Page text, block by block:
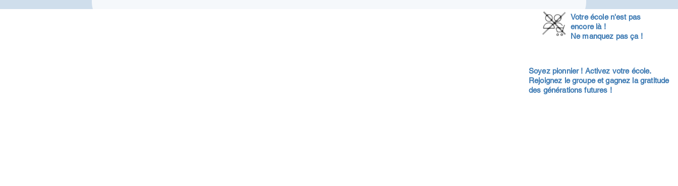
Votre école n'est pas
encore là !
Ne manquez pas ça !
Soyez pionnier ! Activez votre école.
Rejoignez le groupe et gagnez la gratitude
des générations futures !